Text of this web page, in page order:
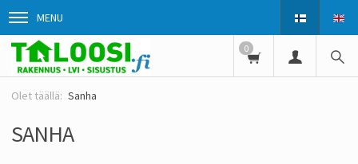
MENU
0
Sanha
SANHA